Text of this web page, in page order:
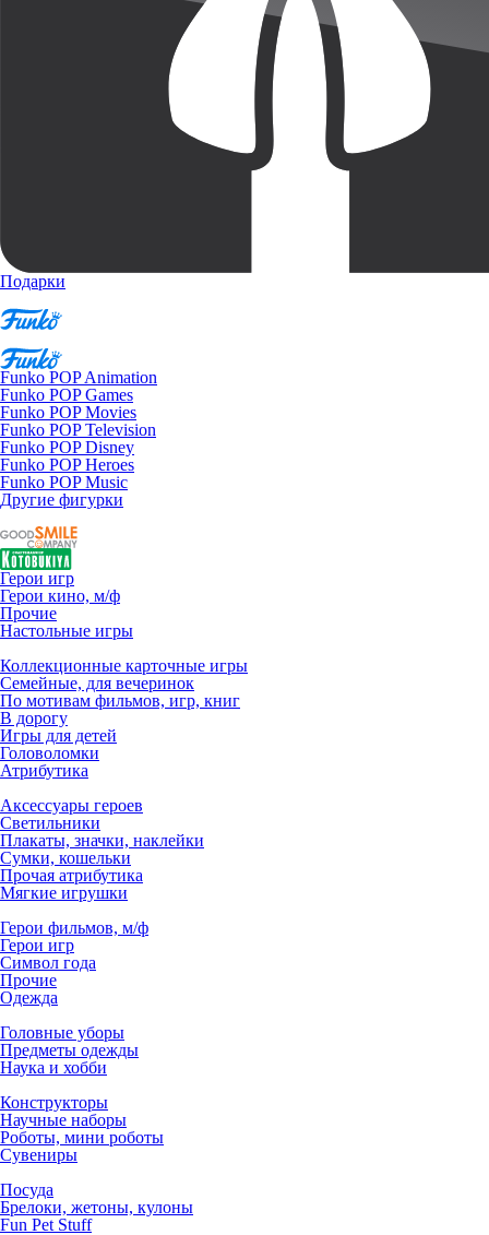
Подарки
Funko POP Animation
Funko POP Games
Funko POP Movies
Funko POP Television
Funko POP Disney
Funko POP Heroes
Funko POP Music
Другие фигурки
Герои игр
Герои кино, м/ф
Прочие
Настольные игры
Коллекционные карточные игры
Семейные, для вечеринок
По мотивам фильмов, игр, книг
В дорогу
Игры для детей
Головоломки
Атрибутика
Аксессуары героев
Светильники
Плакаты, значки, наклейки
Сумки, кошельки
Прочая атрибутика
Мягкие игрушки
Герои фильмов, м/ф
Герои игр
Символ года
Прочие
Одежда
Головные уборы
Предметы одежды
Наука и хобби
Конструкторы
Научные наборы
Роботы, мини роботы
Сувениры
Посуда
Брелоки, жетоны, кулоны
Fun Pet Stuff